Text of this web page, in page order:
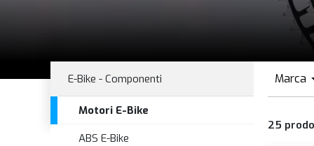
E-Bike - Componenti
Motori E-Bike
ABS E-Bike
Marca
25